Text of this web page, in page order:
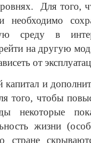
Для того,
необходимо
среду в
на другую
от
капитал и
того, чтобы
жизни
стране